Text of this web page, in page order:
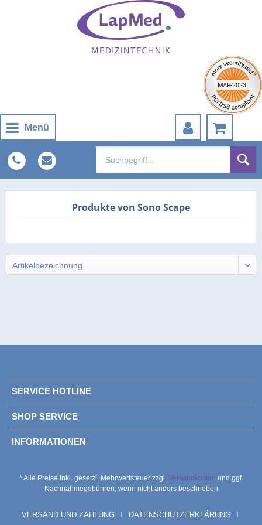
Menü
Produkte von Sono Scape
SERVICE HOTLINE
SHOP SERVICE
INFORMATIONEN
* Alle Preise inkl. gesetzl. Mehrwertsteuer zzgl. Versandkosten und ggf.
Nachnahmegebühren, wenn nicht anders beschrieben
VERSAND UND ZAHLUNG
DATENSCHUTZERKLÄRUNG